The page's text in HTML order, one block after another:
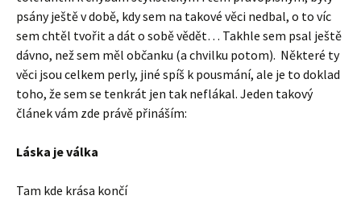
psány ještě v době, kdy sem na takové věci nedbal, o to víc
sem chtěl tvořit a dát o sobě vědět… Takhle sem psal ještě
dávno, než sem měl občanku (a chvilku potom). Některé ty
věci jsou celkem perly, jiné spíš k pousmání, ale je to doklad
toho, že sem se tenkrát jen tak neflákal. Jeden takový
článek vám zde právě přináším:
Láska je válka
Tam kde krása končí